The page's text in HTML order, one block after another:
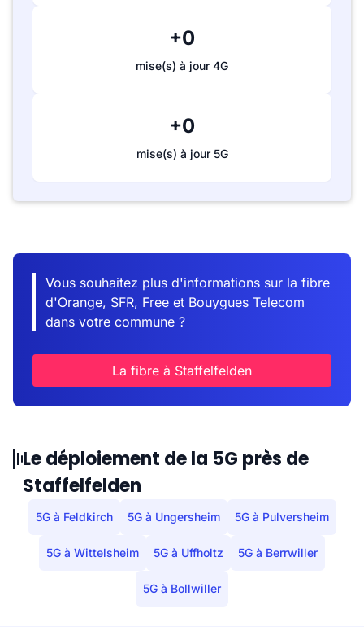
+0
mise(s) à jour 4G
+0
mise(s) à jour 5G
Vous souhaitez plus d'informations sur la fibre
d'Orange, SFR, Free et Bouygues Telecom
dans votre commune ?
La fibre à Staffelfelden
Le déploiement de la 5G près de
Staffelfelden
5G à Feldkirch 5G à Ungersheim 5G à Pulversheim
5G à Wittelsheim 5G à Uffholtz 5G à Berrwiller
5G à Bollwiller